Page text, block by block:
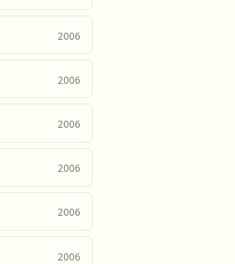
2006
2006
2006
2006
2006
2006